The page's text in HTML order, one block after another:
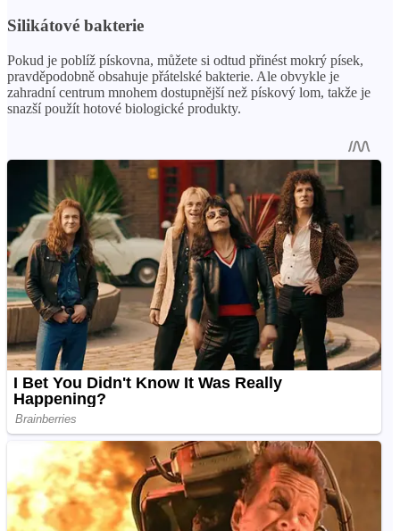
Silikátové bakterie
Pokud je poblíž pískovna, můžete si odtud přinést mokrý písek,
pravděpodobně obsahuje přátelské bakterie. Ale obvykle je
zahradní centrum mnohem dostupnější než pískový lom, takže je
snazší použít hotové biologické produkty.